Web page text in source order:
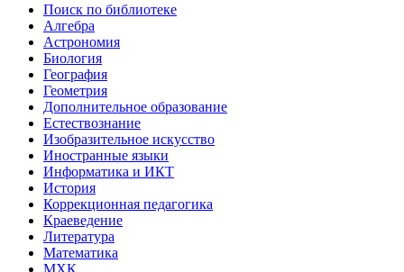
Поиск по библиотеке
Алгебра
Астрономия
Биология
География
Геометрия
Дополнительное образование
Естествознание
Изобразительное искусство
Иностранные языки
Информатика и ИКТ
История
Коррекционная педагогика
Краеведение
Литература
Математика
МХК